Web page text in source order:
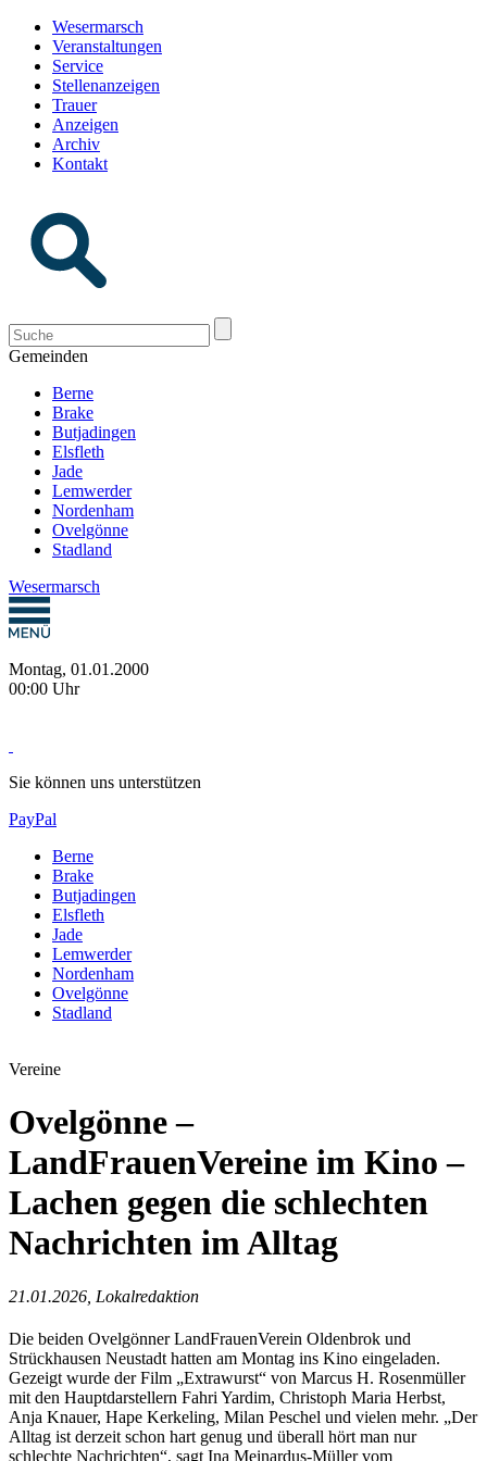
Wesermarsch
Veranstaltungen
Service
Stellenanzeigen
Trauer
Anzeigen
Archiv
Kontakt
Gemeinden
Berne
Brake
Butjadingen
Elsfleth
Jade
Lemwerder
Nordenham
Ovelgönne
Stadland
Wesermarsch
Montag, 01.01.2000
00:00 Uhr
Sie können uns unterstützen
PayPal
Berne
Brake
Butjadingen
Elsfleth
Jade
Lemwerder
Nordenham
Ovelgönne
Stadland
Vereine
Ovelgönne –
LandFrauenVereine im Kino –
Lachen gegen die schlechten
Nachrichten im Alltag
21.01.2026, Lokalredaktion
Die beiden Ovelgönner LandFrauenVerein Oldenbrok und
Strückhausen Neustadt hatten am Montag ins Kino eingeladen.
Gezeigt wurde der Film „Extrawurst“ von Marcus H. Rosenmüller
mit den Hauptdarstellern Fahri Yardim, Christoph Maria Herbst,
Anja Knauer, Hape Kerkeling, Milan Peschel und vielen mehr. „Der
Alltag ist derzeit schon hart genug und überall hört man nur
schlechte Nachrichten“, sagt Ina Meinardus-Müller vom